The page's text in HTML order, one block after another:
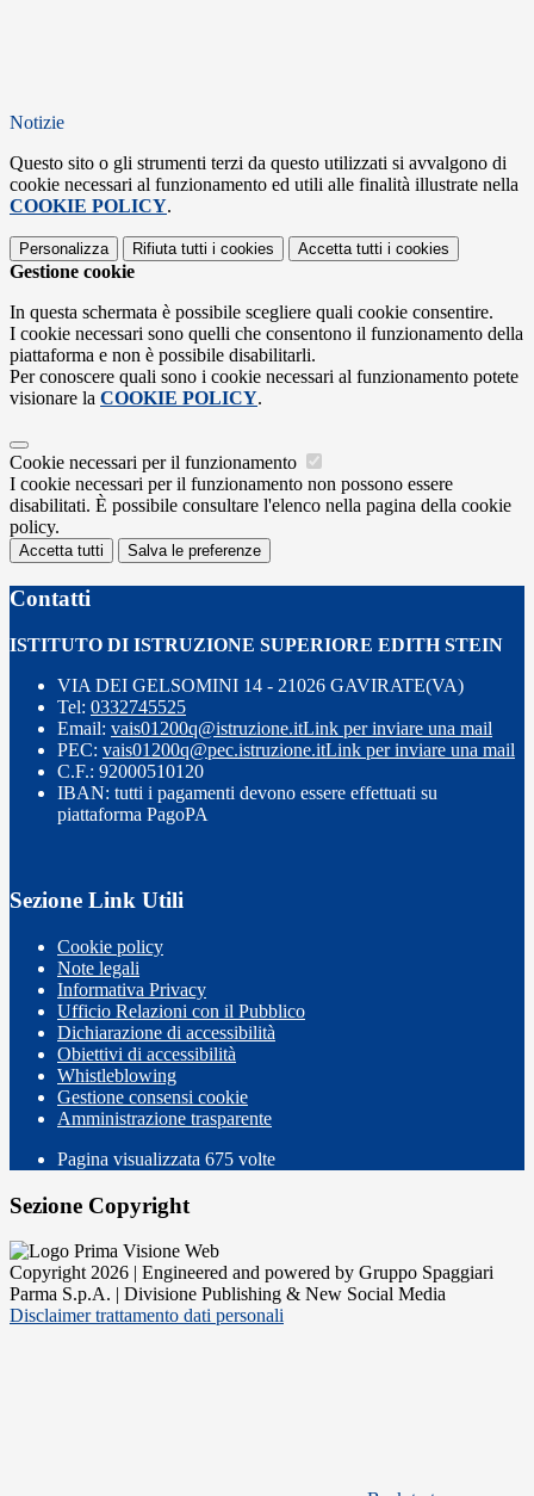
Notizie
Questo sito o gli strumenti terzi da questo utilizzati si avvalgono di
cookie necessari al funzionamento ed utili alle finalità illustrate nella
COOKIE POLICY.
Personalizza Rifiuta tutti i cookies Accetta tutti i cookies
Gestione cookie
In questa schermata è possibile scegliere quali cookie consentire.
I cookie necessari sono quelli che consentono il funzionamento della
piattaforma e non è possibile disabilitarli.
Per conoscere quali sono i cookie necessari al funzionamento potete
visionare la COOKIE POLICY.
Cookie necessari per il funzionamento
I cookie necessari per il funzionamento non possono essere
disabilitati. È possibile consultare l'elenco nella pagina della cookie
policy.
Accetta tutti Salva le preferenze
Contatti
ISTITUTO DI ISTRUZIONE SUPERIORE EDITH STEIN
VIA DEI GELSOMINI 14 - 21026 GAVIRATE(VA)
Tel: 0332745525
Email: vais01200q@istruzione.itLink per inviare una mail
PEC: vais01200q@pec.istruzione.itLink per inviare una mail
C.F.: 92000510120
IBAN: tutti i pagamenti devono essere effettuati su
piattaforma PagoPA
Sezione Link Utili
Cookie policy
Note legali
Informativa Privacy
Ufficio Relazioni con il Pubblico
Dichiarazione di accessibilità
Obiettivi di accessibilità
Whistleblowing
Gestione consensi cookie
Amministrazione trasparente
Pagina visualizzata 675 volte
Sezione Copyright
Copyright 2026 | Engineered and powered by Gruppo Spaggiari
Parma S.p.A. | Divisione Publishing & New Social Media
Disclaimer trattamento dati personali